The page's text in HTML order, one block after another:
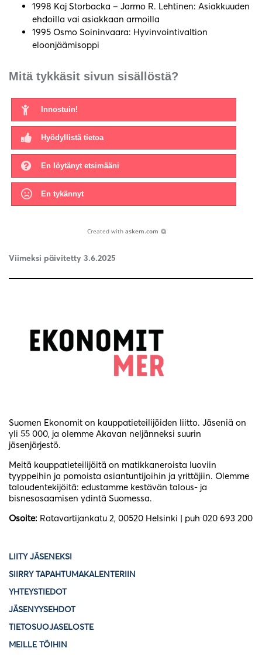
1998 Kaj Storbacka – Jarmo R. Lehtinen: Asiakkuuden
ehdoilla vai asiakkaan armoilla
1995 Osmo Soininvaara: Hyvinvointivaltion
eloonjäämisoppi
Mitä tykkäsit sivun sisällöstä?
Innostuin!
Hyödyllistä tietoa
En löytänyt etsimääni
En tykännyt
Created with askem.com
Viimeksi päivitetty 3.6.2025
Suomen Ekonomit on kauppatieteilijöiden liitto. Jäseniä on
yli 55 000, ja olemme Akavan neljänneksi suurin
jäsenjärjestö.
Meitä kauppatieteilijöitä on matikkaneroista luoviin
tyyppeihin ja pomoista asiantuntijoihin ja yrittäjiin. Olemme
taloudentekijöitä: edustamme kestävän talous- ja
bisnesosaamisen ydintä Suomessa.
Osoite: Ratavartijankatu 2, 00520 Helsinki | puh 020 693 200
LIITY JÄSENEKSI
SIIRRY TAPAHTUMAKALENTERIIN
YHTEYSTIEDOT
JÄSENYYSEHDOT
TIETOSUOJASELOSTE
MEILLE TÖIHIN